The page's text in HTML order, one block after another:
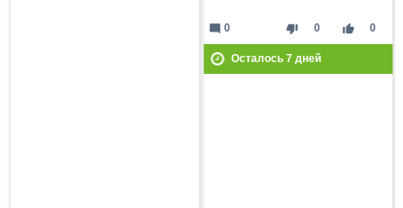
thumb_down 0 thumb_up 0
mode_comment 0
Осталось 7дней